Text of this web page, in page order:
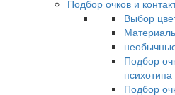
Подбор очков и
Выбор
Подбор
психотипа
Подбор